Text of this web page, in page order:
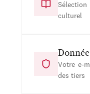
culturel
Votre e-
des tiers